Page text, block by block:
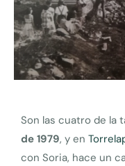
Son las cuatro de la
de 1979, y en
con Soria, hace un